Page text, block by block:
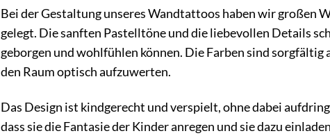
Bei der Gestaltung unseres Wandtattoos haben wir großen
gelegt. Die sanften Pastelltöne und die liebevollen Details
geborgen und wohlfühlen können. Die Farben sind
den Raum optisch aufzuwerten.
Das Design ist kindgerecht und verspielt, ohne dabei
dass sie die Fantasie der Kinder anregen und sie dazu